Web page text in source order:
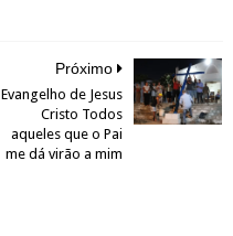
Próximo
Evangelho de Jesus
Cristo Todos
aqueles que o Pai
me dá virão a mim